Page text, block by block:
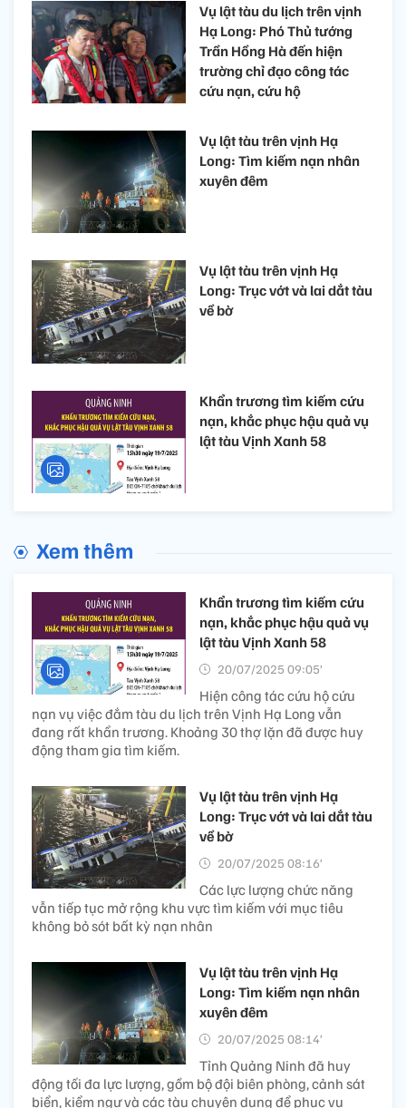
Vụ lật tàu du lịch trên vịnh
Hạ Long: Phó Thủ tướng
Trần Hồng Hà đến hiện
trường chỉ đạo công tác
cứu nạn, cứu hộ
Vụ lật tàu trên vịnh Hạ
Long: Tìm kiếm nạn nhân
xuyên đêm
Vụ lật tàu trên vịnh Hạ
Long: Trục vớt và lai dắt tàu
về bờ
Khẩn trương tìm kiếm cứu
nạn, khắc phục hậu quả vụ
lật tàu Vịnh Xanh 58
Xem thêm
Khẩn trương tìm kiếm cứu
nạn, khắc phục hậu quả vụ
lật tàu Vịnh Xanh 58
20/07/2025 09:05’
Hiện công tác cứu hộ cứu
nạn vụ việc đắm tàu du lịch trên Vịnh Hạ Long vẫn
đang rất khẩn trương. Khoảng 30 thợ lặn đã được huy
động tham gia tìm kiếm.
Vụ lật tàu trên vịnh Hạ
Long: Trục vớt và lai dắt tàu
về bờ
20/07/2025 08:16’
Các lực lượng chức năng
vẫn tiếp tục mở rộng khu vực tìm kiếm với mục tiêu
không bỏ sót bất kỳ nạn nhân
Vụ lật tàu trên vịnh Hạ
Long: Tìm kiếm nạn nhân
xuyên đêm
20/07/2025 08:14’
Tỉnh Quảng Ninh đã huy
động tối đa lực lượng, gồm bộ đội biên phòng, cảnh sát
biển, kiểm ngư và các tàu chuyên dụng để phục vụ